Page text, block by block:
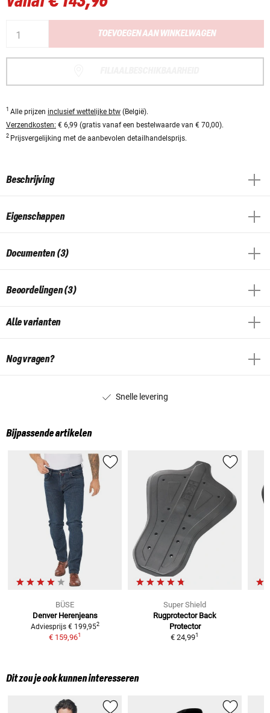
TOEVOEGEN AAN WINKELWAGEN
1 Alle prijzen inclusief wettelijke btw (België).
Verzendkosten: € 6,99 (gratis vanaf een bestelwaarde van € 70,00).
2 Prijsvergelijking met de aanbevolen detailhandelsprijs.
Beschrijving
Eigenschappen
Documenten (3)
Beoordelingen (3)
Alle varianten
Nog vragen?
Snelle levering
Bijpassende artikelen
BÜSE
Denver Herenjeans
Adviesprijs € 199,952
€ 159,961
Super Shield
Rugprotector Back
Protector
€ 24,991
Dit zou je ook kunnen interesseren